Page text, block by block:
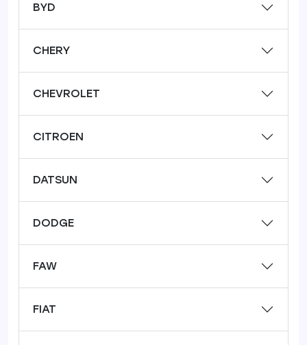
BYD
CHERY
CHEVROLET
CITROEN
DATSUN
DODGE
FAW
FIAT